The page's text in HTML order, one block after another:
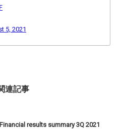
5, 2021
連記事
Financial results summary 3Q 2021